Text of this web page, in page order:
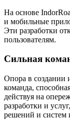
На основе
и мобильные
Эти разработки
пользователям.
Сильная
Опора в создании
команда,
действуя на
разработки и
решений и систем